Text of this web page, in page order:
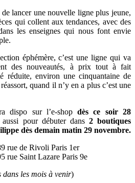
lancer une nouvelle ligne plus jeune,
qui collent aux tendances, avec des
les enseignes qui nous font envie
éphémère, c’est une ligne qui va
des nouveautés, à prix tout à fait
réduite, environ une cinquantaine de
quand il n’y en a plus c’est une
dispo sur l’e-shopdès ce soir 28
aussi pour débuter dans2 boutiques
dès demain matin 29 novembre.
rue de Rivoli Paris 1er
rue Saint Lazare Paris 9e
dans les mois à venir)